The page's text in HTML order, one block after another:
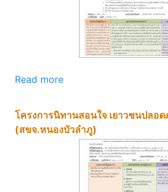
Read more
โครงการนิทานสอนใจ เยาวชนปลอ
(สขจ.หนองบัวลำภู)